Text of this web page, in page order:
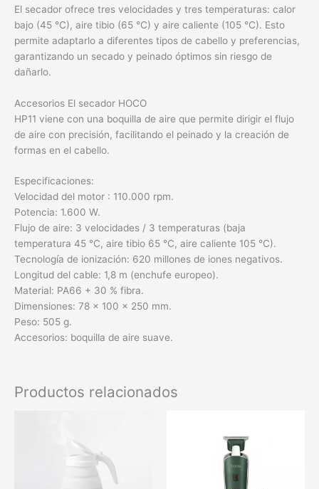
El secador ofrece tres velocidades y tres temperaturas: calor
bajo (45 °C), aire tibio (65 °C) y aire caliente (105 °C). Esto
permite adaptarlo a diferentes tipos de cabello y preferencias,
garantizando un secado y peinado óptimos sin riesgo de
dañarlo.
Accesorios El secador HOCO
HP11 viene con una boquilla de aire que permite dirigir el flujo
de aire con precisión, facilitando el peinado y la creación de
formas en el cabello.
Especificaciones:
Velocidad del motor : 110.000 rpm.
Potencia: 1.600 W.
Flujo de aire: 3 velocidades / 3 temperaturas (baja
temperatura 45 °C, aire tibio 65 °C, aire caliente 105 °C).
Tecnología de ionización: 620 millones de iones negativos.
Longitud del cable: 1,8 m (enchufe europeo).
Material: PA66 + 30 % fibra.
Dimensiones: 78 × 100 × 250 mm.
Peso: 505 g.
Accesorios: boquilla de aire suave.
Productos relacionados